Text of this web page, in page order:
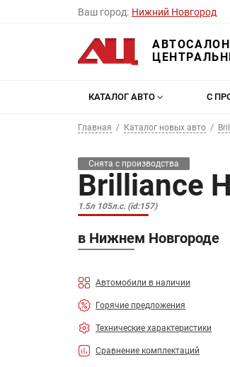
Ваш город: Нижний Новгород
АВТОСАЛОН
КАТАЛОГ АВТО С
Главная Каталог новых авто
Снята с производства
Brilliance
1.5л 105л.с. (id:157)
в Нижнем Новгороде
Автомобили в наличии
Горячие предложения
Технические характеристики
Сравнение комплектаций